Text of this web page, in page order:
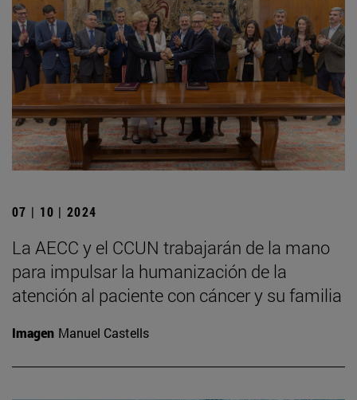
07 | 10 | 2024
La AECC y el CCUN trabajarán de la mano
para impulsar la humanización de la
atención al paciente con cáncer y su familia
Imagen Manuel Castells